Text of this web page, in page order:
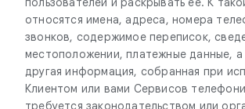
относятся имена, адреса, номера
звонков, содержимое переписок,
местоположении, платежные данные,
другая информация, собранная при
Клиентом или вами Сервисов
требуется законодательством или